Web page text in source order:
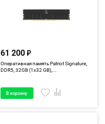
61 200
Оперативная память Patriot Signature,
DDR5, 32GB (1x32 GB),...
В корзину